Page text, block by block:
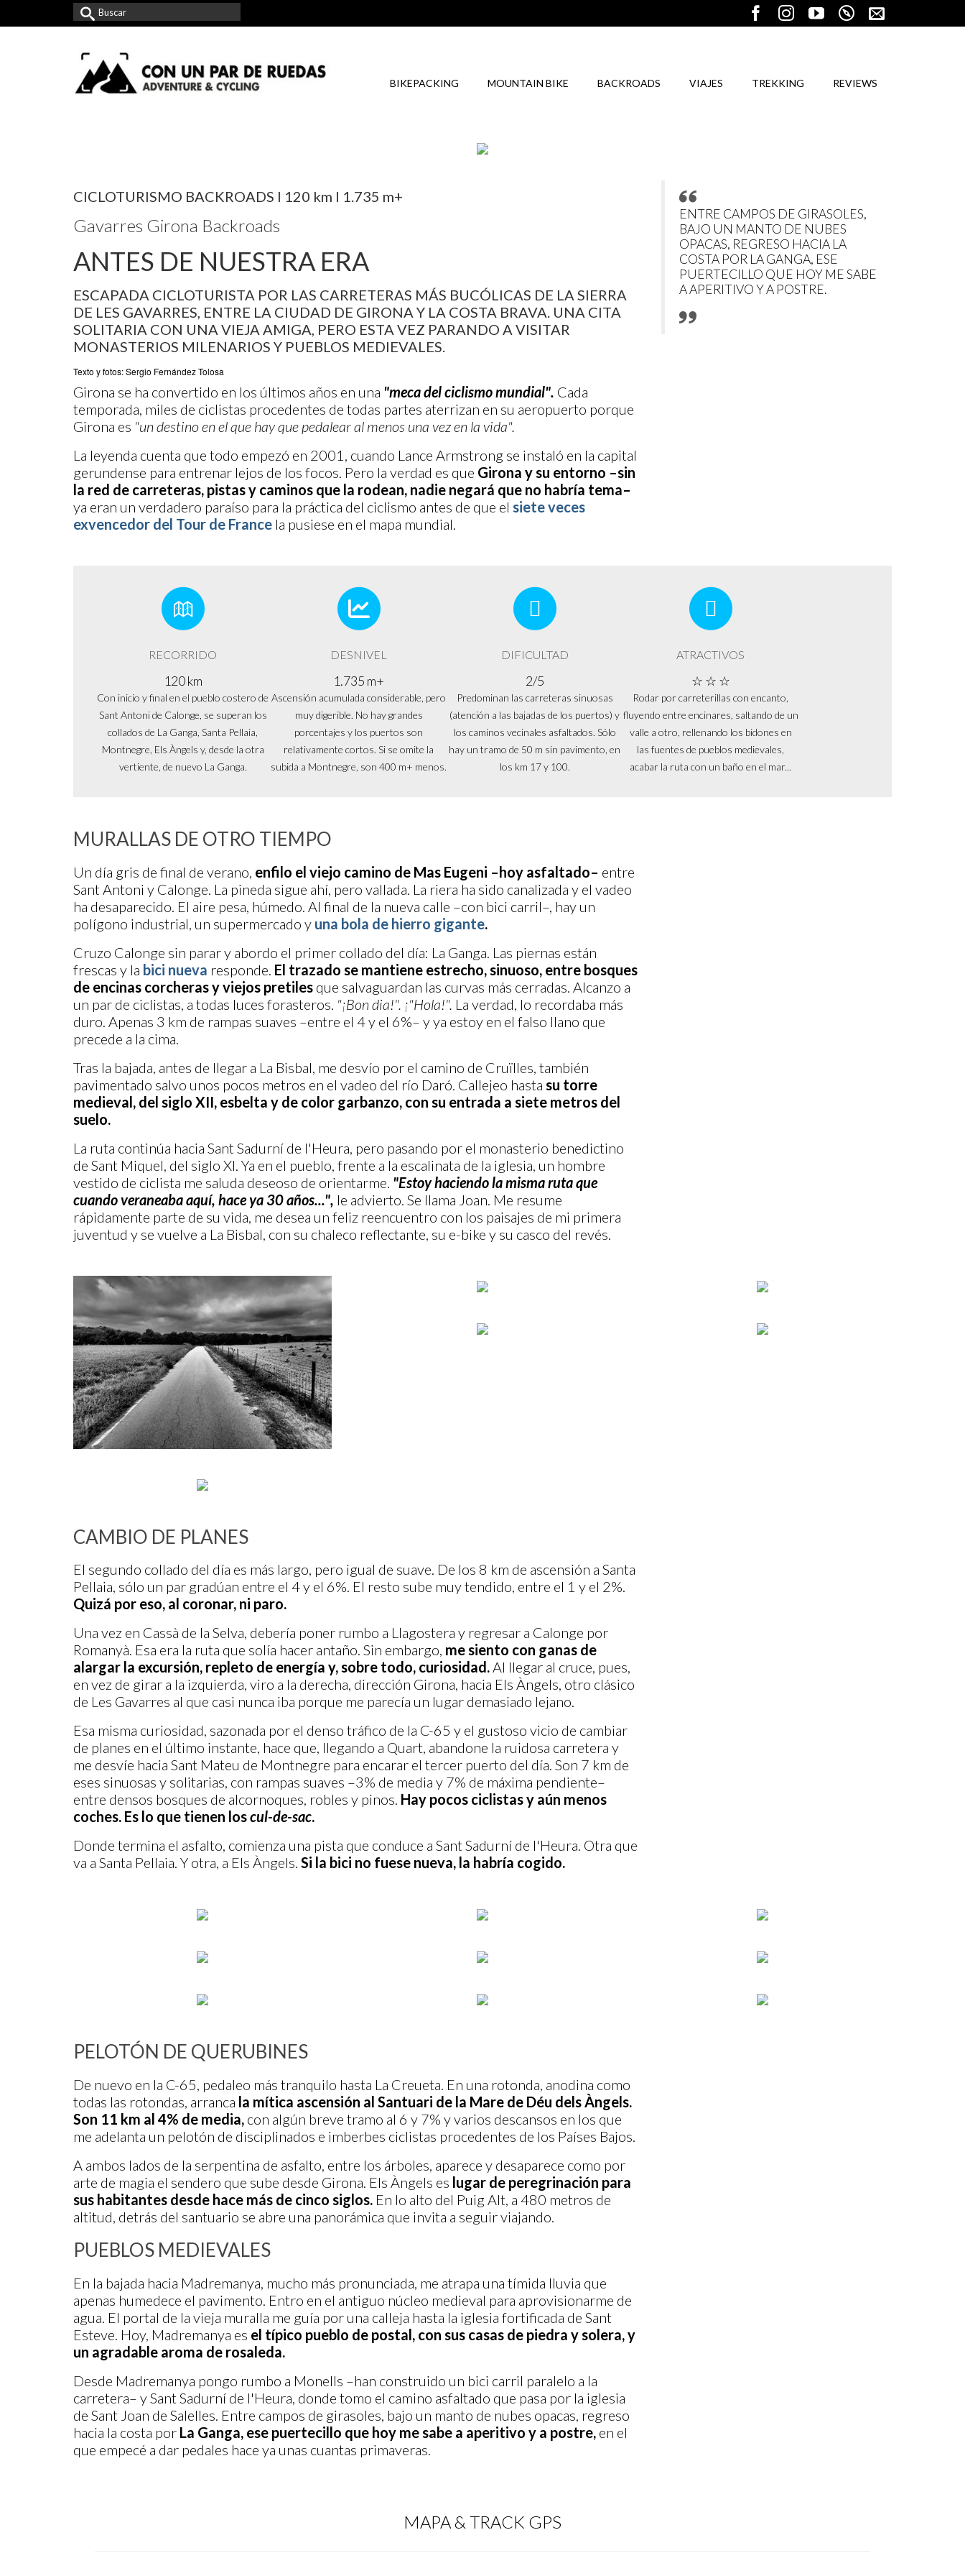
Buscar
por:
BIKEPACKING MOUNTAIN BIKE BACKROADS VIAJES TREKKING REVIEWS
CICLOTURISMO BACKROADS I 120 km I 1.735 m+
Gavarres Girona Backroads
ANTES DE NUESTRA ERA
ESCAPADA CICLOTURISTA POR LAS CARRETERAS MÁS BUCÓLICAS DE LA SIERRA
DE LES GAVARRES, ENTRE LA CIUDAD DE GIRONA Y LA COSTA BRAVA. UNA CITA
SOLITARIA CON UNA VIEJA AMIGA, PERO ESTA VEZ PARANDO A VISITAR
MONASTERIOS MILENARIOS Y PUEBLOS MEDIEVALES.
Texto y fotos: Sergio Fernández Tolosa
Girona se ha convertido en los últimos años en una "meca del ciclismo mundial". Cada
temporada, miles de ciclistas procedentes de todas partes aterrizan en su aeropuerto porque
Girona es "un destino en el que hay que pedalear al menos una vez en la vida".
La leyenda cuenta que todo empezó en 2001, cuando Lance Armstrong se instaló en la capital
gerundense para entrenar lejos de los focos. Pero la verdad es que Girona y su entorno –sin
la red de carreteras, pistas y caminos que la rodean, nadie negará que no habría tema–
ya eran un verdadero paraíso para la práctica del ciclismo antes de que el siete veces
exvencedor del Tour de France la pusiese en el mapa mundial.
ENTRE CAMPOS DE GIRASOLES,
BAJO UN MANTO DE NUBES
OPACAS, REGRESO HACIA LA
COSTA POR LA GANGA, ESE
PUERTECILLO QUE HOY ME SABE
A APERITIVO Y A POSTRE.
RECORRIDO
120 km
Con inicio y final en el pueblo costero de
Sant Antoni de Calonge, se superan los
collados de La Ganga, Santa Pellaia,
Montnegre, Els Àngels y, desde la otra
vertiente, de nuevo La Ganga.
DESNIVEL
1.735 m+
Ascensión acumulada considerable, pero
muy digerible. No hay grandes
porcentajes y los puertos son
relativamente cortos. Si se omite la
subida a Montnegre, son 400 m+ menos.
DIFICULTAD
2/5
Predominan las carreteras sinuosas
(atención a las bajadas de los puertos) y
los caminos vecinales asfaltados. Sólo
hay un tramo de 50 m sin pavimento, en
los km 17 y 100.
ATRACTIVOS
☆ ☆ ☆
Rodar por carreterillas con encanto,
fluyendo entre encinares, saltando de un
valle a otro, rellenando los bidones en
las fuentes de pueblos medievales,
acabar la ruta con un baño en el mar...
MURALLAS DE OTRO TIEMPO
Un día gris de final de verano, enfilo el viejo camino de Mas Eugeni –hoy asfaltado– entre
Sant Antoni y Calonge. La pineda sigue ahí, pero vallada. La riera ha sido canalizada y el vadeo
ha desaparecido. El aire pesa, húmedo. Al final de la nueva calle –con bici carril–, hay un
polígono industrial, un supermercado y una bola de hierro gigante.
Cruzo Calonge sin parar y abordo el primer collado del día: La Ganga. Las piernas están
frescas y la bici nueva responde. El trazado se mantiene estrecho, sinuoso, entre bosques
de encinas corcheras y viejos pretiles que salvaguardan las curvas más cerradas. Alcanzo a
un par de ciclistas, a todas luces forasteros. "¡Bon dia!". ¡"Hola!". La verdad, lo recordaba más
duro. Apenas 3 km de rampas suaves –entre el 4 y el 6%– y ya estoy en el falso llano que
precede a la cima.
Tras la bajada, antes de llegar a La Bisbal, me desvío por el camino de Cruïlles, también
pavimentado salvo unos pocos metros en el vadeo del río Daró. Callejeo hasta su torre
medieval, del siglo XII, esbelta y de color garbanzo, con su entrada a siete metros del
suelo.
La ruta continúa hacia Sant Sadurní de l'Heura, pero pasando por el monasterio benedictino
de Sant Miquel, del siglo XI. Ya en el pueblo, frente a la escalinata de la iglesia, un hombre
vestido de ciclista me saluda deseoso de orientarme. "Estoy haciendo la misma ruta que
cuando veraneaba aquí, hace ya 30 años...", le advierto. Se llama Joan. Me resume
rápidamente parte de su vida, me desea un feliz reencuentro con los paisajes de mi primera
juventud y se vuelve a La Bisbal, con su chaleco reflectante, su e-bike y su casco del revés.
CAMBIO DE PLANES
El segundo collado del día es más largo, pero igual de suave. De los 8 km de ascensión a Santa
Pellaia, sólo un par gradúan entre el 4 y el 6%. El resto sube muy tendido, entre el 1 y el 2%.
Quizá por eso, al coronar, ni paro.
Una vez en Cassà de la Selva, debería poner rumbo a Llagostera y regresar a Calonge por
Romanyà. Esa era la ruta que solía hacer antaño. Sin embargo, me siento con ganas de
alargar la excursión, repleto de energía y, sobre todo, curiosidad.Al llegar al cruce, pues,
en vez de girar a la izquierda, viro a la derecha, dirección Girona, hacia Els Àngels, otro clásico
de Les Gavarres al que casi nunca iba porque me parecía un lugar demasiado lejano.
Esa misma curiosidad, sazonada por el denso tráfico de la C-65 y el gustoso vicio de cambiar
de planes en el último instante, hace que, llegando a Quart, abandone la ruidosa carretera y
me desvíe hacia Sant Mateu de Montnegre para encarar el tercer puerto del día. Son 7 km de
eses sinuosas y solitarias, con rampas suaves –3% de media y 7% de máxima pendiente–
entre densos bosques de alcornoques, robles y pinos. Hay pocos ciclistas y aún menos
coches. Es lo que tienen loscul-de-sac.
Donde termina el asfalto, comienza una pista que conduce a Sant Sadurní de l'Heura. Otra que
va a Santa Pellaia. Y otra, a Els Àngels. Si la bici no fuese nueva, la habría cogido.
PELOTÓN DE QUERUBINES
De nuevo en la C-65, pedaleo más tranquilo hasta La Creueta. En una rotonda, anodina como
todas las rotondas, arranca la mítica ascensión al Santuari de la Mare de Déu dels Àngels.
Son 11 km al 4% de media, con algún breve tramo al 6 y 7% y varios descansos en los que
me adelanta un pelotón de disciplinados e imberbes ciclistas procedentes de los Países Bajos.
A ambos lados de la serpentina de asfalto, entre los árboles, aparece y desaparece como por
arte de magia el sendero que sube desde Girona. Els Àngels es lugar de peregrinación para
sus habitantes desde hace más de cinco siglos. En lo alto del Puig Alt, a 480 metros de
altitud, detrás del santuario se abre una panorámica que invita a seguir viajando.
PUEBLOS MEDIEVALES
En la bajada hacia Madremanya, mucho más pronunciada, me atrapa una tímida lluvia que
apenas humedece el pavimento. Entro en el antiguo núcleo medieval para aprovisionarme de
agua. El portal de la vieja muralla me guía por una calleja hasta la iglesia fortificada de Sant
Esteve. Hoy, Madremanya es el típico pueblo de postal, con sus casas de piedra y solera, y
un agradable aroma de rosaleda.
Desde Madremanya pongo rumbo a Monells –han construido un bici carril paralelo a la
carretera– y Sant Sadurní de l'Heura, donde tomo el camino asfaltado que pasa por la iglesia
de Sant Joan de Salelles. Entre campos de girasoles, bajo un manto de nubes opacas, regreso
hacia la costa por La Ganga, ese puertecillo que hoy me sabe a aperitivo y a postre, en el
que empecé a dar pedales hace ya unas cuantas primaveras.
MAPA & TRACK GPS